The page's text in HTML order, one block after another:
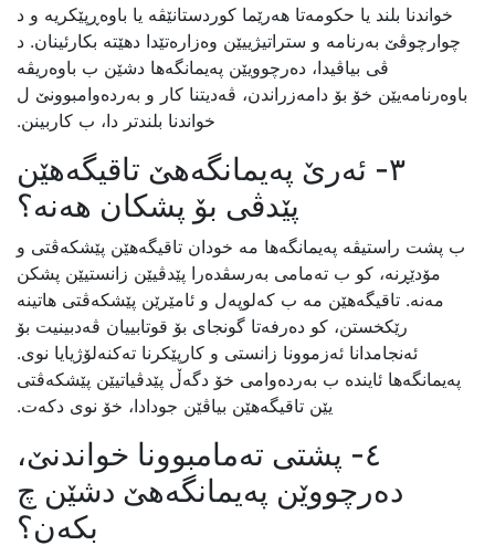
خواندنا بلند یا حکومەتا هەرێما کوردستانێڤە یا باوەڕپێکریە و د
چوارچوڤێ بەرنامە و ستراتیژییێن وەزارەتێدا دهێتە بکارئینان. د
ڤی بیاڤیدا، دەرچوویێن پەیمانگەها دشێن ب باوەریڤە
باوەرنامەیێن خۆ بۆ دامەزراندن، ڤەدیتنا کار و بەردەوامبوونێ ل
خواندنا بلندتر دا، ب کاربینن.
٣- ئەرێ پەیمانگەهێ تاقیگەهێن
پێدڤی بۆ پشکان هەنە؟
ب پشت راستیڤە پەیمانگەها مە خودان تاقیگەهێن پێشکەڤتی و
مۆدێڕنە، کو ب تەمامی بەرسڤدەرا پێدڤیێن زانستیێن پشکن
مەنە. تاقیگەهێن مە ب کەلوپەل و ئامێرێن پێشکەڤتی هاتینە
رێکخستن، کو دەرفەتا گونجای بۆ قوتابییان ڤەدبینیت بۆ
ئەنجامدانا ئەزموونا زانستی و کارپێکرنا تەکنەلۆژیایا نوی.
پەیمانگەها ئایندە ب بەردەوامى خۆ دگەڵ پێدڤیاتیێن پێشکەڤتی
یێن تاقیگەهێن بیاڤێن جودادا، خۆ نوی دکەت.
٤- پشتی تەمامبوونا خواندنێ،
دەرچووێن پەیمانگەهێ دشێن چ
بکەن؟